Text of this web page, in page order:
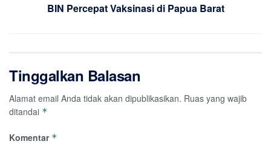
BIN Percepat Vaksinasi di Papua Barat
Tinggalkan Balasan
Alamat email Anda tidak akan dipublikasikan. Ruas yang wajib
ditandai *
Komentar *